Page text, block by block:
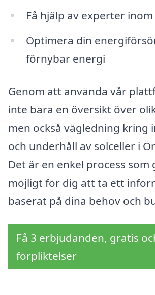
Få hjälp av experter
Optimera din
förnybar energi
Genom att använda vår
inte bara en översikt över
men också vägledning kring
och underhåll av solceller i
Det är en enkel process som
möjligt för dig att ta ett
baserat på dina behov och
Få 3 erbjudanden, gratis
förpliktelser